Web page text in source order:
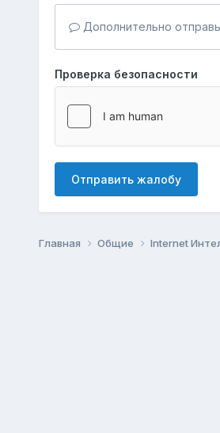
Дополнительно
Проверка безопасности
Отправить жалобу
Главная Общие Internet